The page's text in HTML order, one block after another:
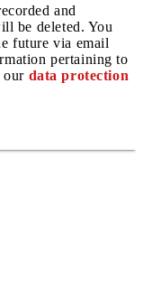
and
be deleted. You
future via email
pertaining to
our data protection